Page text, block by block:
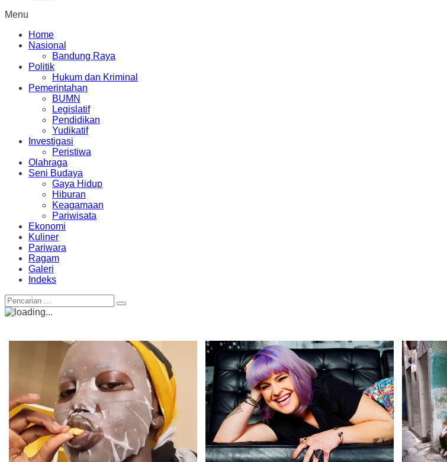
Menu
Home
Nasional
Bandung Raya
Politik
Hukum dan Kriminal
Pemerintahan
BUMN
Legislatif
Pendidikan
Yudikatif
Investigasi
Peristiwa
Olahraga
Seni Budaya
Gaya Hidup
Hiburan
Keagamaan
Pariwisata
Ekonomi
Kuliner
Pariwara
Ragam
Galeri
Indeks